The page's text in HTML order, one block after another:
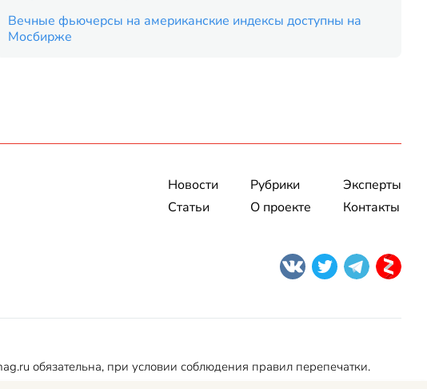
Вечные фьючерсы на американские индексы доступны на
Мосбирже
Новости
Статьи
Рубрики
О проекте
Эксперты
Контакты
обязательна, при условии соблюдения правил перепечатки.